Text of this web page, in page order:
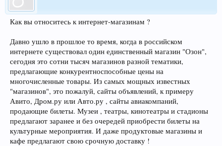
Как вы относитесь к интернет-магазинам ?
Давно ушло в прошлое то время, когда в российском
интернете существовал один единственный магазин "Озон",
сегодня это сотни тысяч магазинов разной тематики,
предлагающие конкурентноспособные цены на
многочисленные товары. Из самых мощных известных
"магазинов", это пожалуй, сайты объявлений, к примеру
Авито, Дром.ру или Авто.ру , сайты авиакомпаний,
продающие билеты. Музеи , театры, кинотеатры и стадионы
предлагают заранее и без очередей приобрести билеты на
культурные мероприятия. И даже продуктовые магазины и
кафе предлагают свою срочную доставку !